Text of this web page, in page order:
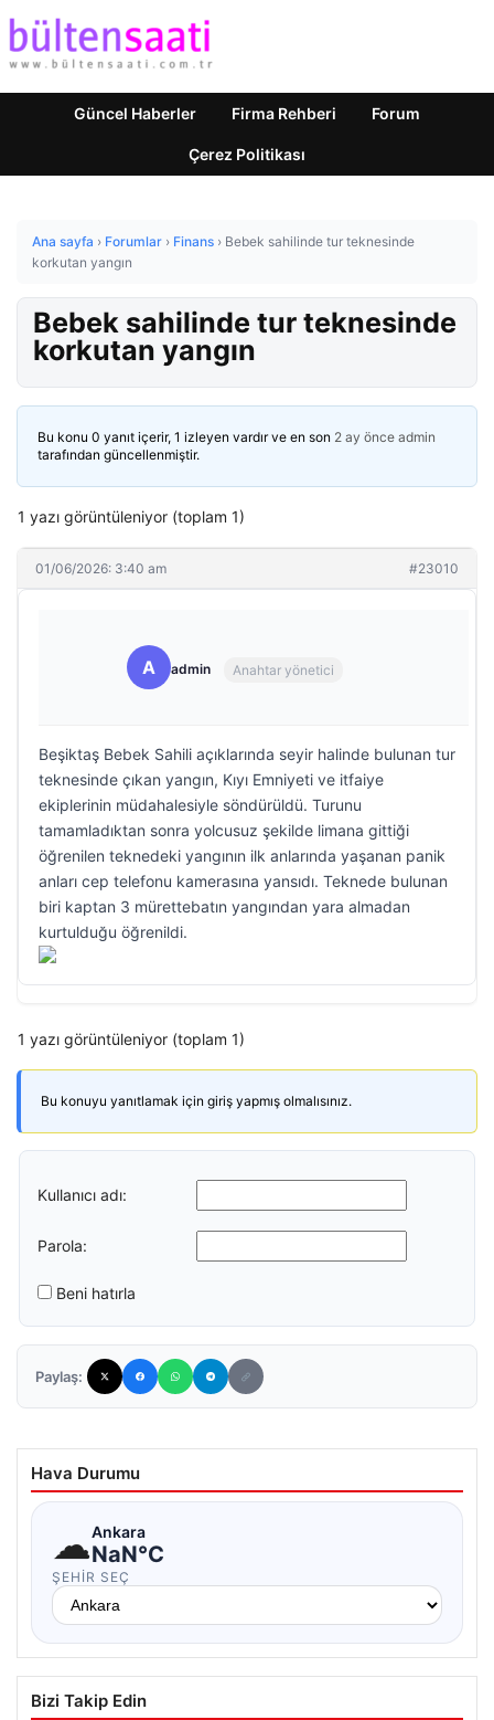
Güncel Haberler Firma Rehberi Forum
Çerez Politikası
Ana sayfa › Forumlar › Finans › Bebek sahilinde tur teknesinde
korkutan yangın
Bebek sahilinde tur teknesinde
korkutan yangın
Bu konu 0 yanıt içerir, 1 izleyen vardır ve en son 2 ay önce admin
tarafından güncellenmiştir.
1 yazı görüntüleniyor (toplam 1)
01/06/2026: 3:40 am #23010
A admin Anahtar yönetici
Beşiktaş Bebek Sahili açıklarında seyir halinde bulunan tur
teknesinde çıkan yangın, Kıyı Emniyeti ve itfaiye
ekiplerinin müdahalesiyle söndürüldü. Turunu
tamamladıktan sonra yolcusuz şekilde limana gittiği
öğrenilen teknedeki yangının ilk anlarında yaşanan panik
anları cep telefonu kamerasına yansıdı. Teknede bulunan
biri kaptan 3 mürettebatın yangından yara almadan
kurtulduğu öğrenildi.
1 yazı görüntüleniyor (toplam 1)
Bu konuyu yanıtlamak için giriş yapmış olmalısınız.
Kullanıcı adı:
Parola:
Beni hatırla
Paylaş:
Hava Durumu
☁Ankara
NaN°C
ŞEHIR SEÇ
Bizi Takip Edin